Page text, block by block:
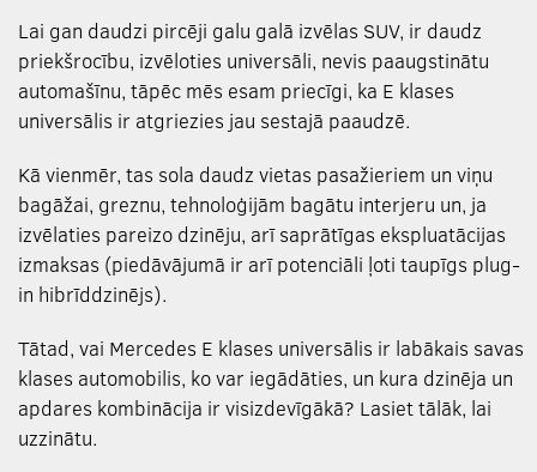
Lai gan daudzi pircēji galu galā izvēlas SUV, ir daudz
priekšrocību, izvēloties universāli, nevis paaugstinātu
automašīnu, tāpēc mēs esam priecīgi, ka E klases
universālis ir atgriezies jau sestajā paaudzē.
Kā vienmēr, tas sola daudz vietas pasažieriem un viņu
bagāžai, greznu, tehnoloģijām bagātu interjeru un, ja
izvēlaties pareizo dzinēju, arī saprātīgas ekspluatācijas
izmaksas (piedāvājumā ir arī potenciāli ļoti taupīgs plug-
in hibrīddzinējs).
Tātad, vai Mercedes E klases universālis ir labākais savas
klases automobilis, ko var iegādāties, un kura dzinēja un
apdares kombinācija ir visizdevīgākā? Lasiet tālāk, lai
uzzinātu.